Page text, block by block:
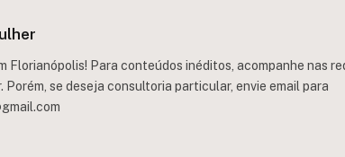
Florianópolis! Para conteúdos inéditos, acompanhe nas
Porém, se deseja consultoria particular, envie email para